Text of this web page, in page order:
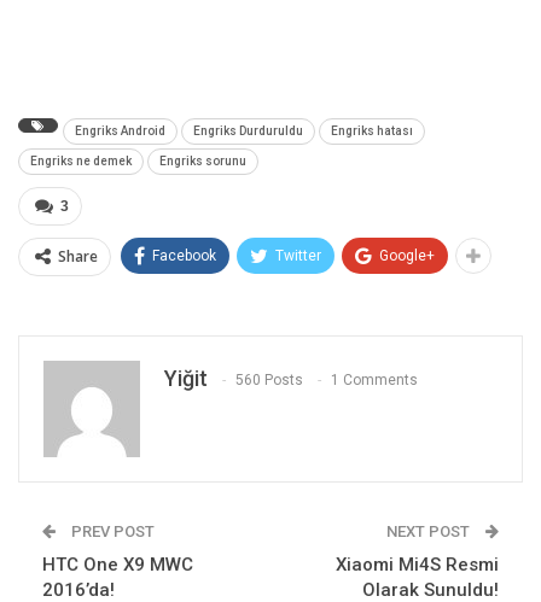
Engriks Android Engriks Durduruldu Engriks hatası
Engriks ne demek Engriks sorunu
3
Share Facebook Twitter Google+
Yiğit 560 Posts 1 Comments
PREV POST
HTC One X9 MWC
2016’da!
NEXT POST
Xiaomi Mi4S Resmi
Olarak Sunuldu!